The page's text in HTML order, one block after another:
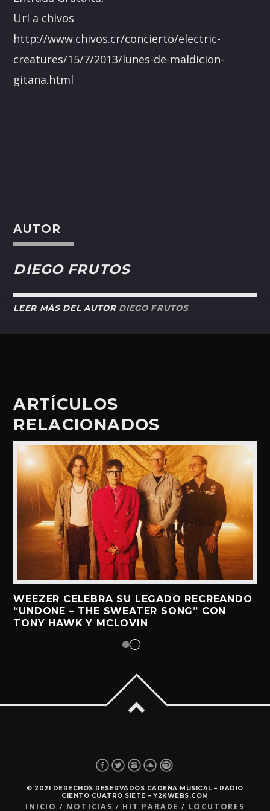
Url a chivos
http://www.chivos.cr/concierto/electric-
creatures/15/7/2013/lunes-de-maldicion-
gitana.html
AUTOR
DIEGO FRUTOS
LEER MÁS DEL AUTOR DIEGO FRUTOS
ARTÍCULOS
RELACIONADOS
WEEZER CELEBRA SU LEGADO RECREANDO
“UNDONE – THE SWEATER SONG” CON
TONY HAWK Y MCLOVIN
© 2021 DERECHOS RESERVADOS CADENA MUSICAL – RADIO
CIENTO CUATRO SIETE – Y2KWEBS.COM
INICIO NOTICIAS HIT PARADE LOCUTORES